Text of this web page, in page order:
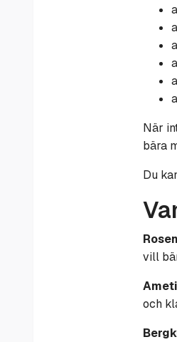
När
bära
Du
vill
och